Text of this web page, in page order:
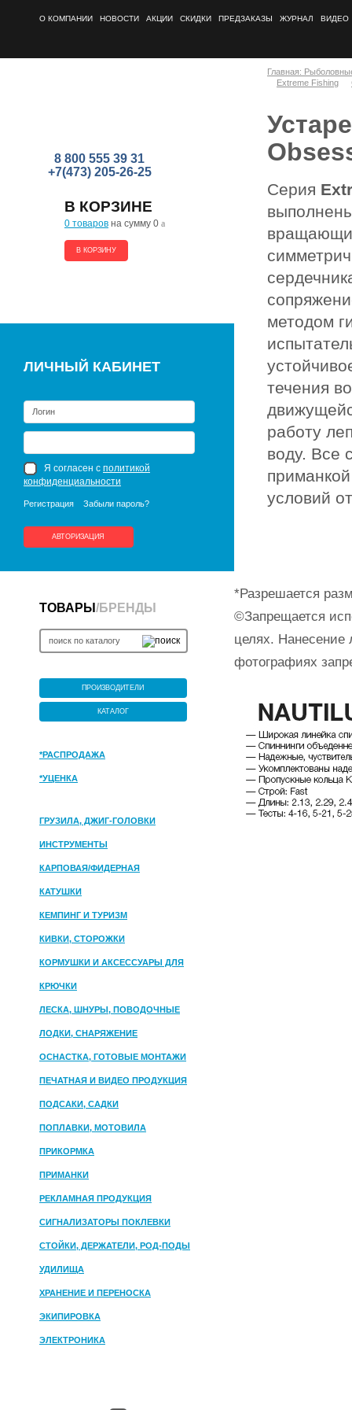
О КОМПАНИИ НОВОСТИ АКЦИИ СКИДКИ ПРЕДЗАКАЗЫ ЖУРНАЛ ВИДЕО
8 800 555 39 31
+7(473) 205-26-25
В КОРЗИНЕ
0 товаров на сумму 0 a
В КОРЗИНУ
ЛИЧНЫЙ КАБИНЕТ
Я согласен с политикой
конфиденциальности
Регистрация Забыли пароль?
АВТОРИЗАЦИЯ
ТОВАРЫ /БРЕНДЫ
ПРОИЗВОДИТЕЛИ
КАТАЛОГ
*РАСПРОДАЖА
*УЦЕНКА
ГРУЗИЛА, ДЖИГ-ГОЛОВКИ
ИНСТРУМЕНТЫ
КАРПОВАЯ/ФИДЕРНАЯ
КАТУШКИ
КЕМПИНГ И ТУРИЗМ
КИВКИ, СТОРОЖКИ
КОРМУШКИ И АКСЕССУАРЫ ДЛЯ
ПРИКОРМКИ
КРЮЧКИ
ЛЕСКА, ШНУРЫ, ПОВОДОЧНЫЕ
МАТЕРИАЛЫ
ЛОДКИ, СНАРЯЖЕНИЕ
ОСНАСТКА, ГОТОВЫЕ МОНТАЖИ
ПЕЧАТНАЯ И ВИДЕО ПРОДУКЦИЯ
ПОДСАКИ, САДКИ
ПОПЛАВКИ, МОТОВИЛА
ПРИКОРМКА
ПРИМАНКИ
РЕКЛАМНАЯ ПРОДУКЦИЯ
СИГНАЛИЗАТОРЫ ПОКЛЕВКИ
СТОЙКИ, ДЕРЖАТЕЛИ, РОД-ПОДЫ
УДИЛИЩА
ХРАНЕНИЕ И ПЕРЕНОСКА
ЭКИПИРОВКА
ЭЛЕКТРОНИКА
Главная:
Extreme Fishing
Серия
методом
течения
работу
воду. Все
условий
*Разрешается
©Запрещается
целях. Нанесение
фотографиях